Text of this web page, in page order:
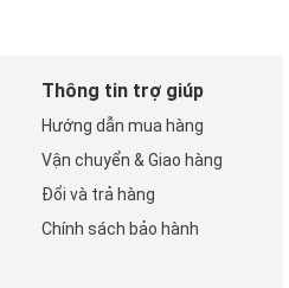
Thông tin trợ giúp
Hướng dẫn mua hàng
Vận chuyển & Giao hàng
Đổi và trả hàng
Chính sách bảo hành